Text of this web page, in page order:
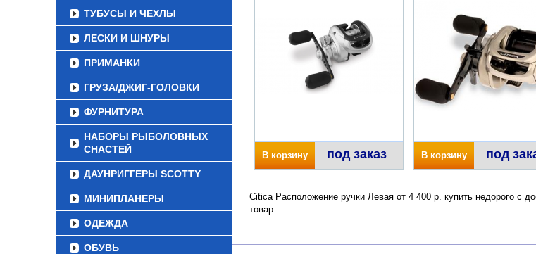
ТУБУСЫ И ЧЕХЛЫ
ЛЕСКИ И ШНУРЫ
ПРИМАНКИ
ГРУЗА/ДЖИГ-ГОЛОВКИ
ФУРНИТУРА
НАБОРЫ РЫБОЛОВНЫХ
СНАСТЕЙ
ДАУНРИГГЕРЫ SCOTTY
МИНИПЛАНЕРЫ
ОДЕЖДА
ОБУВЬ
В корзину под заказ В корзину под
Citica Расположение ручки Левая от 4 400 р. купить недорого с
товар.